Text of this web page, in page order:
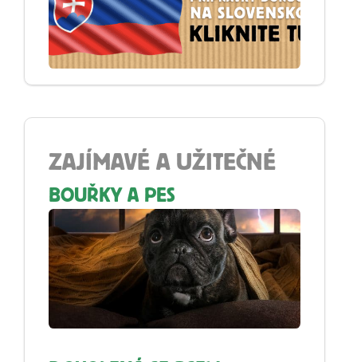
ZAJÍMAVÉ A UŽITEČNÉ
BOUŘKY A PES